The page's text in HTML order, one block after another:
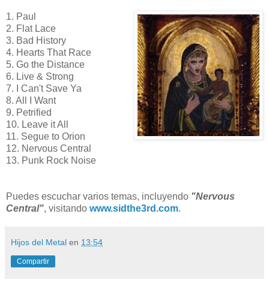
1. Paul
2. Flat Lace
3. Bad History
4. Hearts That Race
5. Go the Distance
6. Live & Strong
7. I Can't Save Ya
8. All I Want
9. Petrified
10. Leave it All
11. Segue to Orion
12. Nervous Central
13. Punk Rock Noise
Puedes escuchar varios temas, incluyendo "Nervous
Central", visitando www.sidthe3rd.com.
Hijos del Metal en 13:54
Compartir